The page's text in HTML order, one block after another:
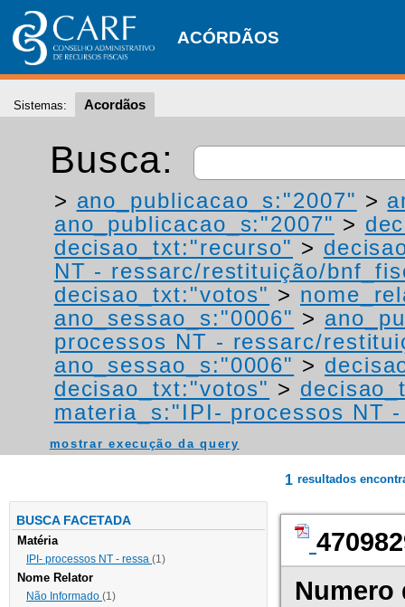
ACÓRDÃOS
Sistemas: Acordãos
Busca:
> ano_publicacao_s:"2007" >
ano_publicacao_s:"2007" >
decisao_txt:"recurso" >
NT - ressarc/restituição/
decisao_txt:"votos" >
ano_sessao_s:"0006" >
processos NT - ressarc/
ano_sessao_s:"0006" >
decisao_txt:"votos" >
materia_s:"IPI- processos NT
mostrar execução da query
BUSCA FACETADA
Matéria
IPI- processos NT - ressa (1)
Nome Relator
Não Informado (1)
1 resultados
Numero